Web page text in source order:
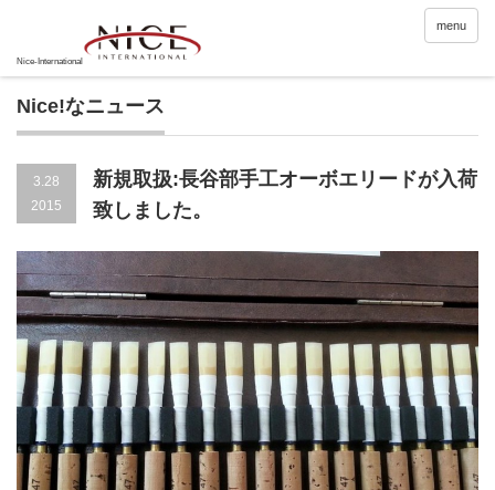
menu
Nice!なニュース
3.28
2015
新規取扱:長谷部手工オーボエリードが入荷
致しました。